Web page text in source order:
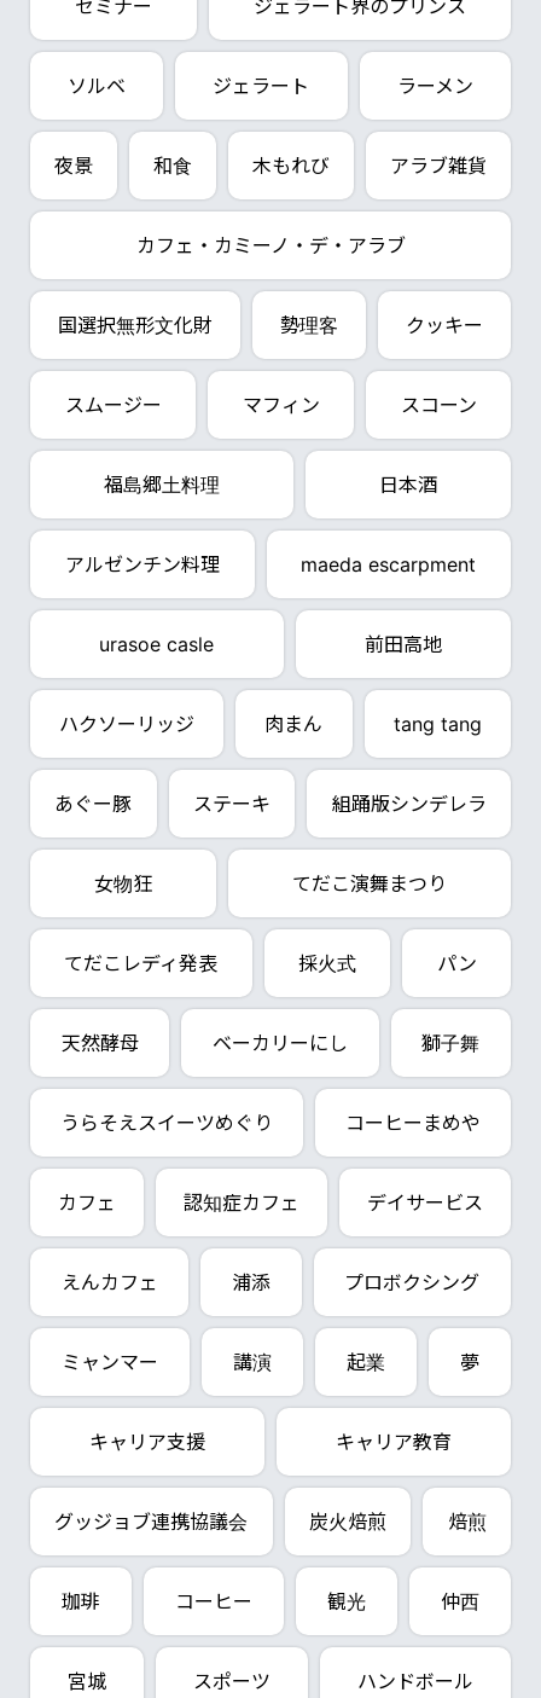
セミナー ジェラート界のプリンス
ソルベ ジェラート ラーメン
夜景 和食 木もれび アラブ雑貨
カフェ・カミーノ・デ・アラブ
国選択無形文化財 勢理客 クッキー
スムージー マフィン スコーン
福島郷土料理 日本酒
アルゼンチン料理 maeda escarpment
urasoe casle 前田高地
ハクソーリッジ 肉まん tang tang
あぐー豚 ステーキ 組踊版シンデレラ
女物狂 てだこ演舞まつり
てだこレディ発表 採火式 パン
天然酵母 ベーカリーにし 獅子舞
うらそえスイーツめぐり コーヒーまめや
カフェ 認知症カフェ デイサービス
えんカフェ 浦添 プロボクシング
ミャンマー 講演 起業 夢
キャリア支援 キャリア教育
グッジョブ連携協議会 炭火焙煎 焙煎
珈琲 コーヒー 観光 仲西
宮城 スポーツ ハンドボール